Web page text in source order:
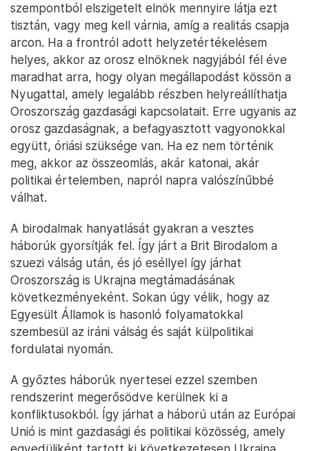
szempontból elszigetelt elnök mennyire látja ezt
tisztán, vagy meg kell várnia, amíg a realitás csapja
arcon. Ha a frontról adott helyzetértékelésem
helyes, akkor az orosz elnöknek nagyjából fél éve
maradhat arra, hogy olyan megállapodást kössön a
Nyugattal, amely legalább részben helyreállíthatja
Oroszország gazdasági kapcsolatait. Erre ugyanis az
orosz gazdaságnak, a befagyasztott vagyonokkal
együtt, óriási szüksége van. Ha ez nem történik
meg, akkor az összeomlás, akár katonai, akár
politikai értelemben, napról napra valószínűbbé
válhat.
A birodalmak hanyatlását gyakran a vesztes
háborúk gyorsítják fel. Így járt a Brit Birodalom a
szuezi válság után, és jó eséllyel így járhat
Oroszország is Ukrajna megtámadásának
következményeként. Sokan úgy vélik, hogy az
Egyesült Államok is hasonló folyamatokkal
szembesül az iráni válság és saját külpolitikai
fordulatai nyomán.
A győztes háborúk nyertesei ezzel szemben
rendszerint megerősödve kerülnek ki a
konfliktusokból. Így járhat a háború után az Európai
Unió is mint gazdasági és politikai közösség, amely